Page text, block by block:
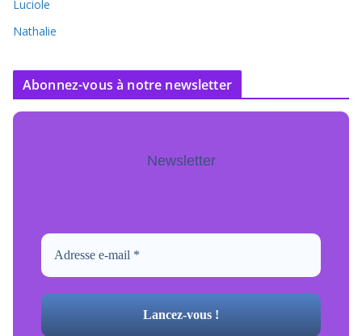
Luciole
Nathalie
Abonnez-vous à notre newsletter
Newsletter